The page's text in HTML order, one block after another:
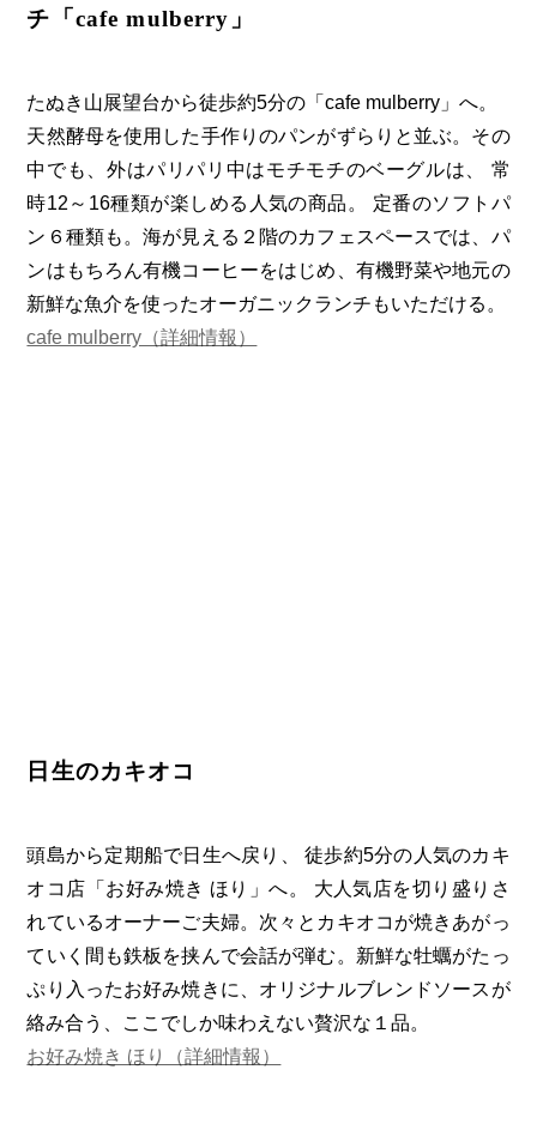
チ「cafe mulberry」
たぬき山展望台から徒歩約5分の「cafe mulberry」へ。
天然酵母を使用した手作りのパンがずらりと並ぶ。その
中でも、外はパリパリ中はモチモチのベーグルは、 常
時12～16種類が楽しめる人気の商品。 定番のソフトパ
ン６種類も。海が見える２階のカフェスペースでは、パ
ンはもちろん有機コーヒーをはじめ、有機野菜や地元の
新鮮な魚介を使ったオーガニックランチもいただける。
cafe mulberry（詳細情報）
日生のカキオコ
頭島から定期船で日生へ戻り、 徒歩約5分の人気のカキ
オコ店「お好み焼き ほり」へ。 大人気店を切り盛りさ
れているオーナーご夫婦。次々とカキオコが焼きあがっ
ていく間も鉄板を挟んで会話が弾む。新鮮な牡蠣がたっ
ぷり入ったお好み焼きに、オリジナルブレンドソースが
絡み合う、ここでしか味わえない贅沢な１品。
お好み焼き ほり（詳細情報）